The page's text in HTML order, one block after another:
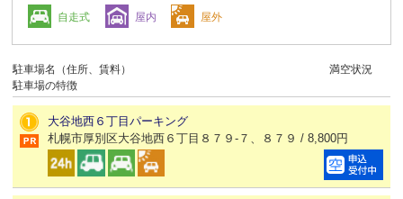
自走式 屋内 屋外
駐車場名（住所、賃料）
駐車場の特徴
満空状況
大谷地西６丁目パーキング
札幌市厚別区大谷地西６丁目８７９-７、８７９ / 8,800円